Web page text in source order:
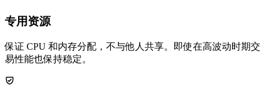
专用资源
保证 CPU 和内存分配，不与他人共享。即使在高波动时期交
易性能也保持稳定。